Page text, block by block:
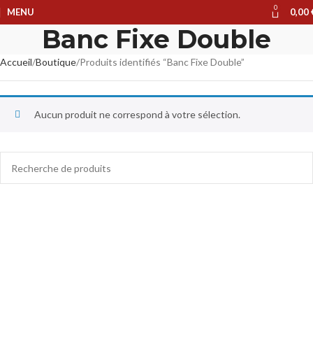
MENU 0 0,00
Banc Fixe Double
Accueil Boutique Produits identifiés “Banc Fixe Double”
Aucun produit ne correspond à votre sélection.